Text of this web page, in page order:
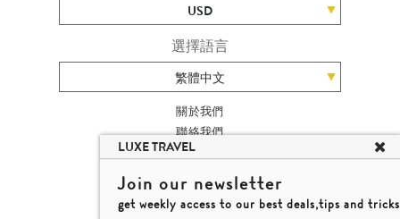
USD
選擇語言
繁體中文
關於我們
聯絡我們
加入我們
旅遊網站地圖
楊廸深品味遊
LUXE TRAVEL
Join our newsletter
get weekly access to our best deals,tips and tricks